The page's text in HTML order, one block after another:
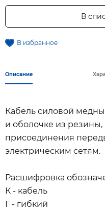
В
В избранное
Описание
Кабель силовой
и оболочке из
присоединения
электрическим сетям.
Расшифровка
К - кабель
Г - гибкий